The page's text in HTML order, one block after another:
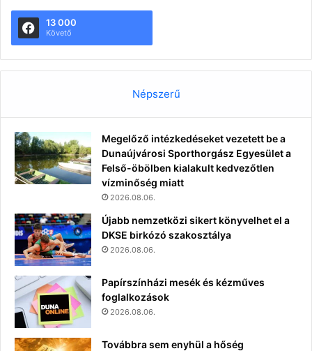
13 000
Követő
Népszerű
Megelőző intézkedéseket vezetett be a
Dunaújvárosi Sporthorgász Egyesület a
Felső-öbölben kialakult kedvezőtlen
vízminőség miatt
2026.08.06.
Újabb nemzetközi sikert könyvelhet el a
DKSE birkózó szakosztálya
2026.08.06.
Papírszínházi mesék és kézműves
foglalkozások
2026.08.06.
Továbbra sem enyhül a hőség